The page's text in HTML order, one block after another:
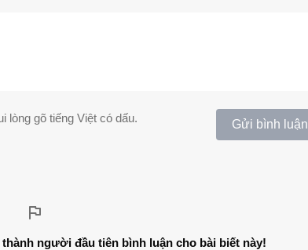
lòng gõ tiếng Việt có dấu. Gửi bình luận
người đầu tiên bình luận cho bài biết này!